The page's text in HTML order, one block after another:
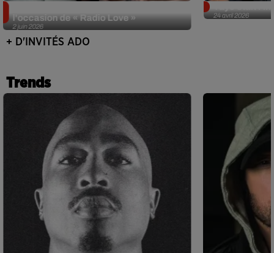
2 juin 2026
l'occasion de « Radio Love »
24 avril 2026
+ D'INVITÉS ADO
Trends